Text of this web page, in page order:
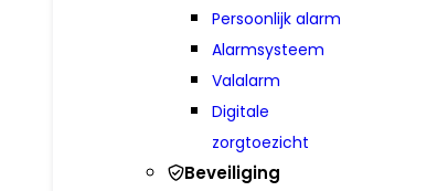
Persoonlijk alarm
Alarmsysteem
Valalarm
Digitale
zorgtoezicht
Beveiliging